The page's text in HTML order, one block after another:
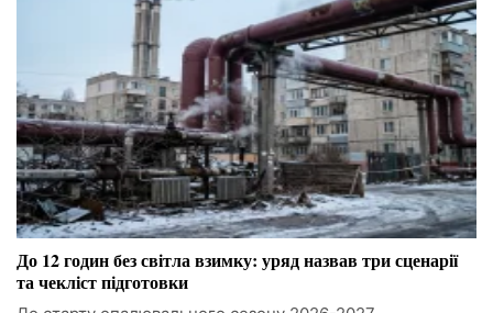
До 12 годин без світла взимку: уряд назвав три сценарії
та чекліст підготовки